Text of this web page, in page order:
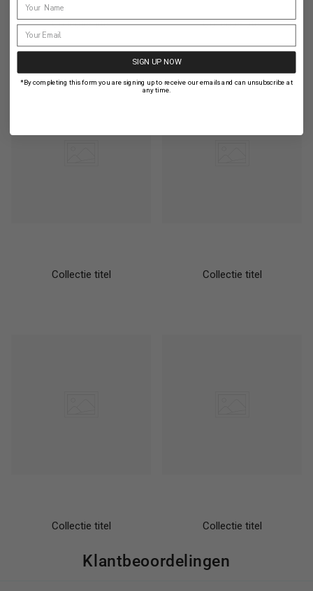
Collectie titel Collectie titel
Collectie titel Collectie titel
Collectie titel Collectie titel
Klantbeoordelingen
SIGN UP NOW
*By completing this form you are signing up to receive our emails and can unsubscribe at
any time.